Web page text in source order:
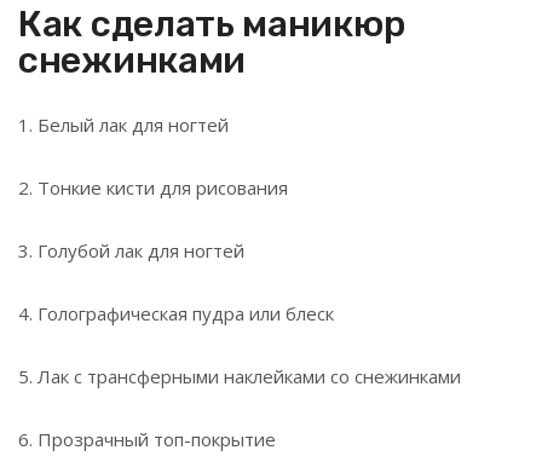
Как сделать маникюр
снежинками
1. Белый лак для ногтей
2. Тонкие кисти для рисования
3. Голубой лак для ногтей
4. Голографическая пудра или блеск
5. Лак с трансферными наклейками со снежинками
6. Прозрачный топ-покрытие